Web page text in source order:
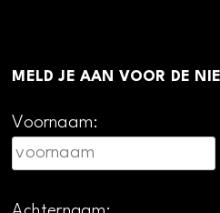
MELD JE AAN VOOR DE
Voornaam: